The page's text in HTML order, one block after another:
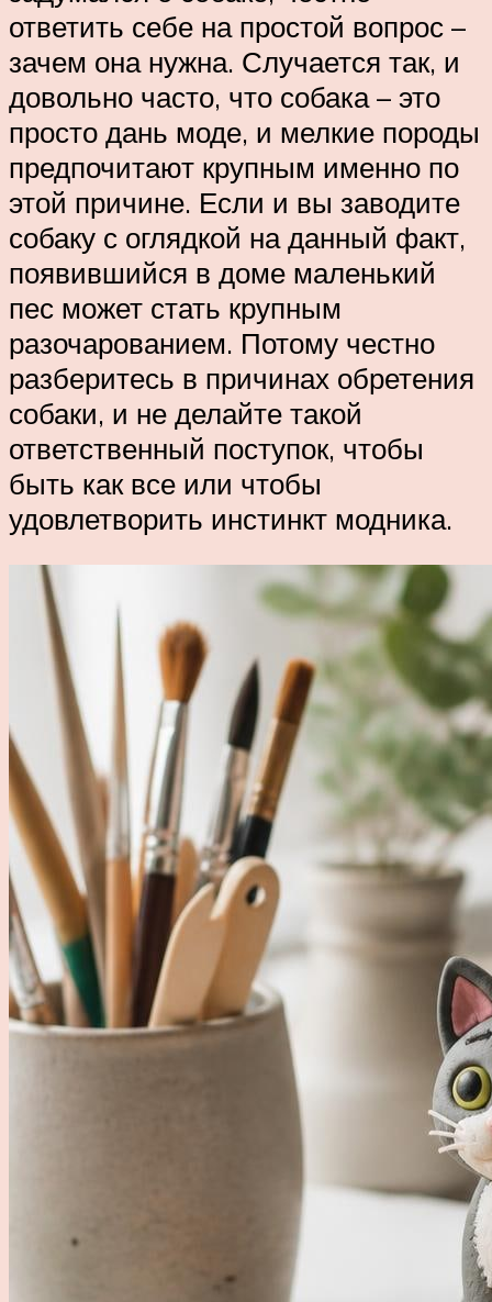
ответить себе на простой вопрос –
зачем она нужна. Случается так, и
довольно часто, что собака – это
просто дань моде, и мелкие породы
предпочитают крупным именно по
этой причине. Если и вы заводите
собаку с оглядкой на данный факт,
появившийся в доме маленький
пес может стать крупным
разочарованием. Потому честно
разберитесь в причинах обретения
собаки, и не делайте такой
ответственный поступок, чтобы
быть как все или чтобы
удовлетворить инстинкт модника.